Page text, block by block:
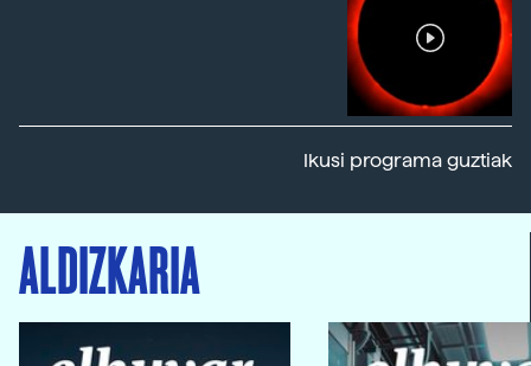
Ikusi programa guztiak
ALDIZKARIA